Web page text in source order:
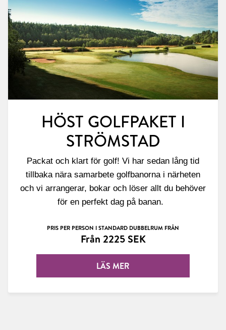
HÖST GOLFPAKET I
STRÖMSTAD
Packat och klart för golf! Vi har sedan lång tid
tillbaka nära samarbete golfbanorna i närheten
och vi arrangerar, bokar och löser allt du behöver
för en perfekt dag på banan.
PRIS PER PERSON I STANDARD DUBBELRUM FRÅN
Från 2225 SEK
LÄS MER